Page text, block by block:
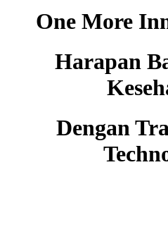
One More
Harapan
Dengan